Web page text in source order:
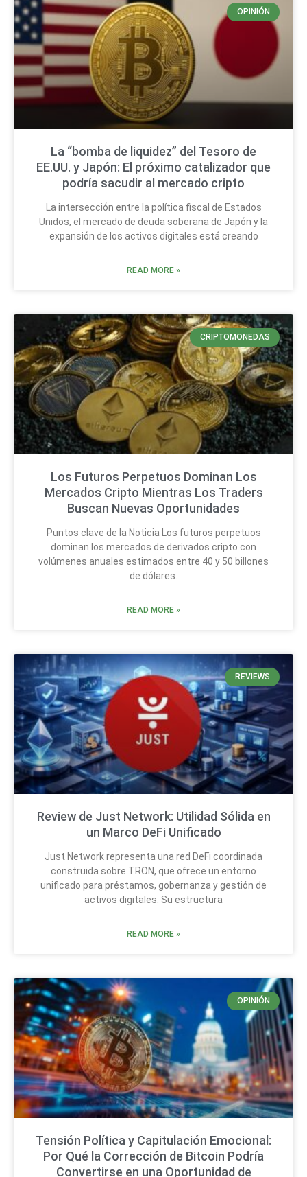
OPINIÓN
La “bomba de liquidez” del Tesoro de
EE.UU. y Japón: El próximo catalizador que
podría sacudir al mercado cripto
La intersección entre la política fiscal de Estados
Unidos, el mercado de deuda soberana de Japón y la
expansión de los activos digitales está creando
READ MORE »
CRIPTOMONEDAS
Los Futuros Perpetuos Dominan Los
Mercados Cripto Mientras Los Traders
Buscan Nuevas Oportunidades
Puntos clave de la Noticia Los futuros perpetuos
dominan los mercados de derivados cripto con
volúmenes anuales estimados entre 40 y 50 billones
de dólares.
READ MORE »
REVIEWS
Review de Just Network: Utilidad Sólida en
un Marco DeFi Unificado
Just Network representa una red DeFi coordinada
construida sobre TRON, que ofrece un entorno
unificado para préstamos, gobernanza y gestión de
activos digitales. Su estructura
READ MORE »
OPINIÓN
Tensión Política y Capitulación Emocional:
Por Qué la Corrección de Bitcoin Podría
Convertirse en una Oportunidad de